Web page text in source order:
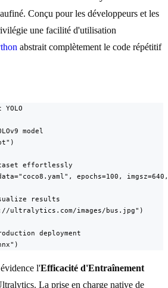
Conçu pour les développeurs et les
une facilité d'utilisation
abstrait complètement le code répétitif
model
effortlessly
epochs=100,
results
ultralytics.com/images/bus.jpg")
deployment
l'Efficacité d'Entraînement
La prise en charge native de